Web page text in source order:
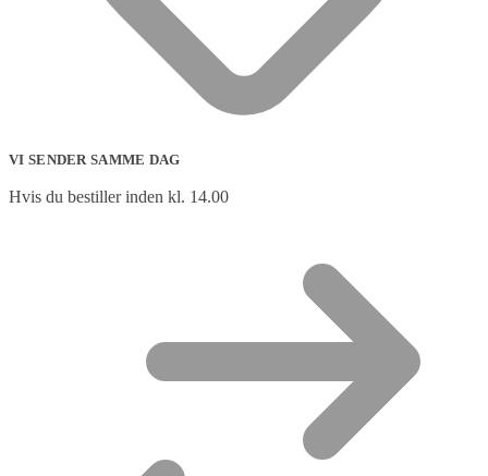
VI SENDER SAMME DAG
Hvis du bestiller inden kl. 14.00